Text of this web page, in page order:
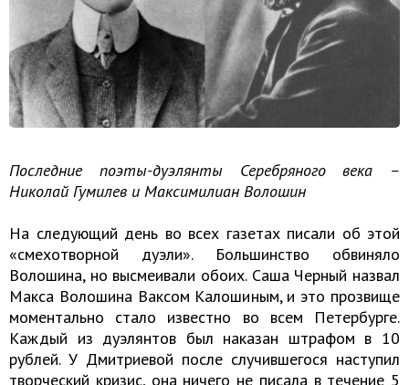
Последние поэты-дуэлянты Серебряного века –
Николай Гумилев и Максимилиан Волошин
На следующий день во всех газетах писали об этой
«смехотворной дуэли». Большинство обвиняло
Волошина, но высмеивали обоих. Саша Черный назвал
Макса Волошина Ваксом Калошиным, и это прозвище
моментально стало известно во всем Петербурге.
Каждый из дуэлянтов был наказан штрафом в 10
рублей. У Дмитриевой после случившегося наступил
творческий кризис, она ничего не писала в течение 5